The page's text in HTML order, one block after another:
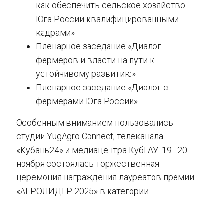
как обеспечить сельское хозяйство
Юга России квалифицированными
кадрами»
Пленарное заседание «Диалог
фермеров и власти на пути к
устойчивому развитию»
Пленарное заседание «Диалог с
фермерами Юга России»
Особенным вниманием пользовались
студии YugAgro Connect, телеканала
«Кубань24» и медиацентра КубГАУ. 19–20
ноября состоялась торжественная
церемония награждения лауреатов премии
«АГРОЛИДЕР 2025» в категории